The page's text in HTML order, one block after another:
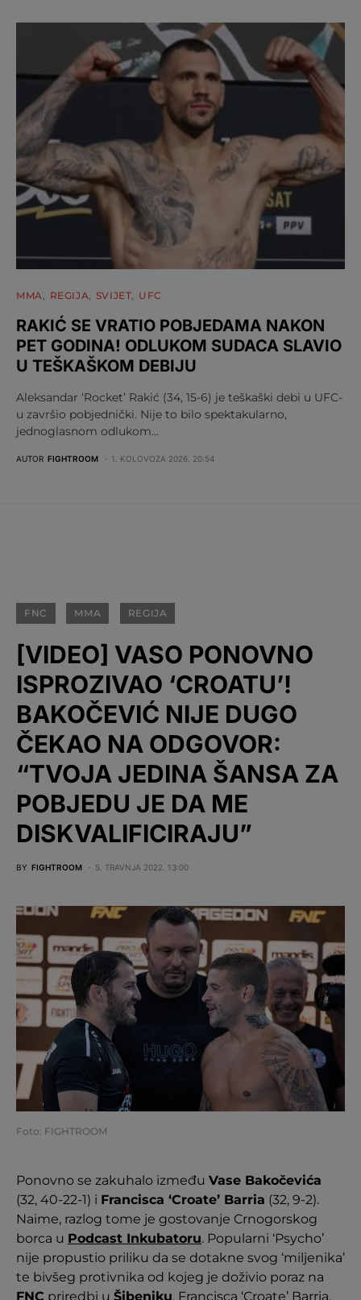
MMA REGIJA SVIJET UFC
RAKIĆ SE VRATIO POBJEDAMA NAKON
PET GODINA! ODLUKOM SUDACA SLAVIO
U TEŠKAŠKOM DEBIJU
Aleksandar ‘Rocket’ Rakić (34, 15-6) je teškaški debi u UFC-
u završio pobjednički. Nije to bilo spektakularno,
jednoglasnom odlukom…
AUTOR FIGHTROOM 1. KOLOVOZA 2026. 20:54
FNC MMA REGIJA
[VIDEO] VASO PONOVNO
ISPROZIVAO ‘CROATU’!
BAKOČEVIĆ NIJE DUGO
ČEKAO NA ODGOVOR:
“TVOJA JEDINA ŠANSA ZA
POBJEDU JE DA ME
DISKVALIFICIRAJU”
BY FIGHTROOM 5. TRAVNJA 2022. 13:00
Foto: FIGHTROOM
Ponovno se zakuhalo između Vase Bakočevića
(32, 40-22-1) i Francisca ‘Croate’ Barria (32, 9-2).
Naime, razlog tome je gostovanje Crnogorskog
borca u Podcast Inkubatoru. Popularni ‘Psycho’
nije propustio priliku da se dotakne svog ‘miljenika’
te bivšeg protivnika od kojeg je doživio poraz na
FNC priredbi u Šibeniku, Francisca ‘Croate’ Barria.